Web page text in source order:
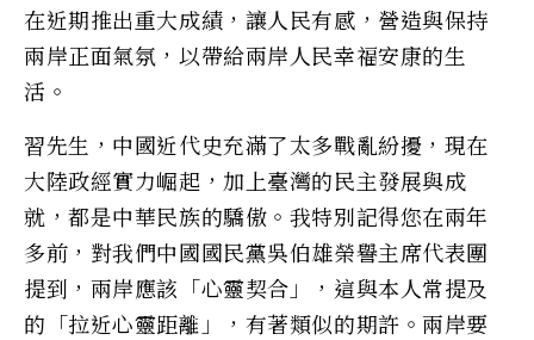
在近期推出重大成績，讓人民有感，營造與保持
兩岸正面氣氛，以帶給兩岸人民幸福安康的生
活。
習先生，中國近代史充滿了太多戰亂紛擾，現在
大陸政經實力崛起，加上臺灣的民主發展與成
就，都是中華民族的驕傲。我特別記得您在兩年
多前，對我們中國國民黨吳伯雄榮譽主席代表團
提到，兩岸應該「心靈契合」，這與本人常提及
的「拉近心靈距離」，有著類似的期許。兩岸要